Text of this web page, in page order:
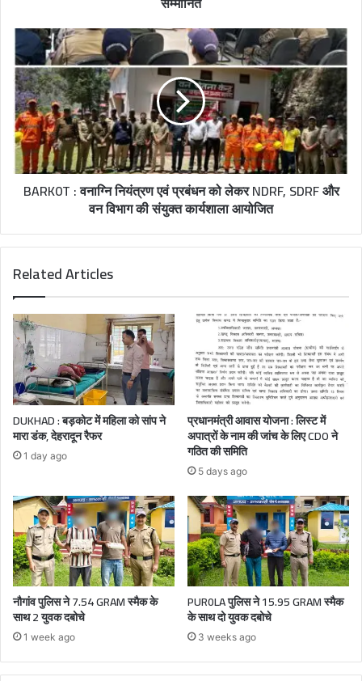
BARK0T : वनाग्नि नियंत्रण एवं प्रबंधन को लेकर NDRF, SDRF और
वन विभाग की संयुक्त कार्यशाला आयोजित
Related Articles
DUKHAD : बड़कोट में महिला को सांप ने
मारा डंक, देहरादून रैफर
1 day ago
प्रधानमंत्री आवास योजना : लिस्ट में
अपात्रों के नाम की जांच के लिए CDO ने
गठित की समिति
5 days ago
नौगांव पुलिस ने 7.54 GRAM स्मैक के
साथ 2 युवक दबोचे
1 week ago
PUR0LA पुलिस ने 15.95 GRAM स्मैक
के साथ दो युवक दबोचे
3 weeks ago